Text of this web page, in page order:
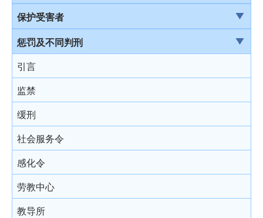
简介律政司
香港法院及司法机构
认罪
求情及判刑
认罪对判刑的影响
不认罪
审讯
结案陈词及裁决
由陪审团审讯
上诉
少年法庭的聆讯程序
少年罪犯惩罚的限制
判刑原则
判刑
在公众地方被警察截停和查问
在公众地方被警察截停和搜身
缄默权
拒绝与警方合作的后果
拘捕
被捕后的权利
扣留被捕人士
录取供词
被捕人士保释
简介本港部分法律援助
刑事诉讼法律援助计划
当值律师计划
免费法律谘询计划
免费法律谘询计划——不提供服务的案件类别
电话法律谘询计划
保护受害者
受害者的权利
儿童证人
无助证人 / 易受伤害的证人
录影纪录证据
以电视直播联系提供证据
书面供词
惩罚及不同判刑
引言
监禁
缓刑
社会服务令
感化令
劳教中心
教导所